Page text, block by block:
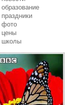
образование
праздники
фото
цены
школы